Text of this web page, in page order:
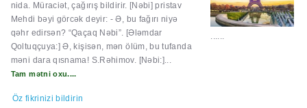
nida. Müraciət, çağırış bildirir. [Nəbi] pristav
Mehdi bəyi görcək deyir: - Ə, bu fağırı niyə
qəhr edirsən? “Qaçaq Nəbi”. [Ələmdar
Qoltuqçuya:] Ə, kişisən, mən ölüm, bu tufanda
məni dara qısnama! S.Rəhimov. [Nəbi:]...
Tam mətni oxu....
Öz fikrinizi bildirin